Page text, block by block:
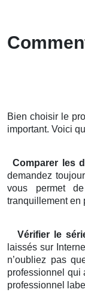
Bien choisir le
important. Voici
Comparer les
demandez
vous permet
tranquillement en
Vérifier le
laissés sur
n’oubliez pas
professionnel qui
professionnel